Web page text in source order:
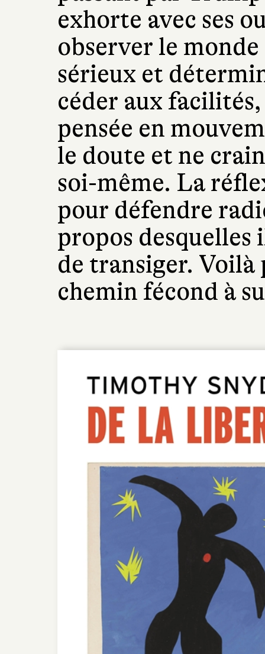
exhorte avec ses
observer le
sérieux et
céder aux
pensée en
le doute et ne
soi-même. La
pour défendre
propos desquelles
de transiger.
chemin fécond à